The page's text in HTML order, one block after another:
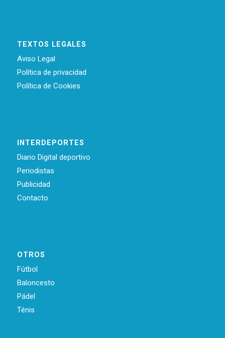
TEXTOS LEGALES
Aviso Legal
Política de privacidad
Política de Cookies
INTERDEPORTES
Diario Digital deportivo
Periodistas
Publicidad
Contacto
OTROS
Fútbol
Baloncesto
Pádel
Ténis